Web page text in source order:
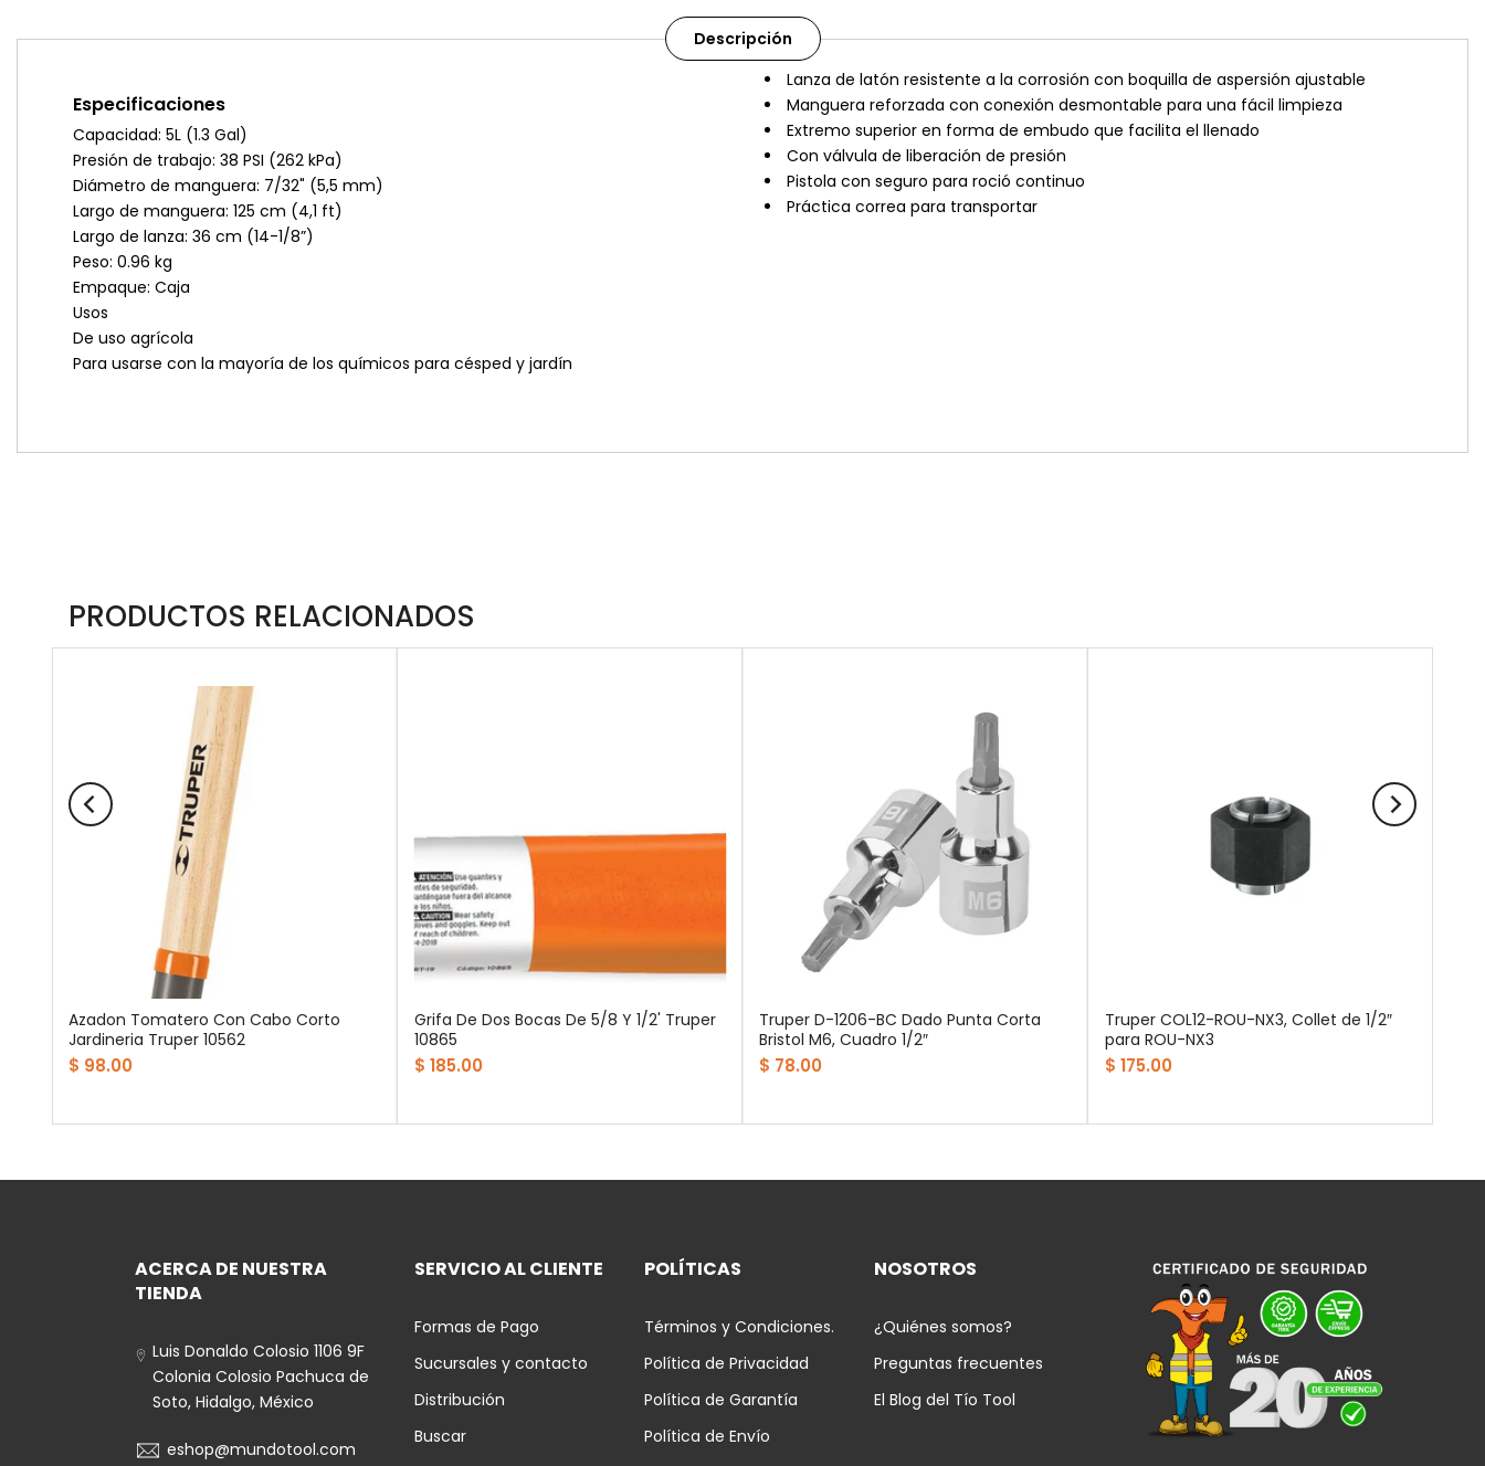
Descripción
Especificaciones
Capacidad: 5L (1.3 Gal)
Presión de trabajo: 38 PSI (262 kPa)
Diámetro de manguera: 7/32" (5,5 mm)
Largo de manguera: 125 cm (4,1 ft)
Largo de lanza: 36 cm (14-1/8”)
Peso: 0.96 kg
Empaque: Caja
Usos
De uso agrícola
Para usarse con la mayoría de los químicos para césped y jardín
Lanza de latón resistente a la corrosión con boquilla de aspersión ajustable
Manguera reforzada con conexión desmontable para una fácil limpieza
Extremo superior en forma de embudo que facilita el llenado
Con válvula de liberación de presión
Pistola con seguro para roció continuo
Práctica correa para transportar
PRODUCTOS RELACIONADOS
Azadon Tomatero Con Cabo Corto
Jardineria Truper 10562
$ 98.00
Grifa De Dos Bocas De 5/8 Y 1/2' Truper
10865
$ 185.00
Truper D-1206-BC Dado Punta Corta
Bristol M6, Cuadro 1/2″
$ 78.00
Truper COL12-ROU-NX3, Collet de 1/2″
para ROU-NX3
$ 175.00
ACERCA DE NUESTRA
TIENDA
Luis Donaldo Colosio 1106 9F
Colonia Colosio Pachuca de
Soto, Hidalgo, México
eshop@mundotool.com
SERVICIO AL CLIENTE
Formas de Pago
Sucursales y contacto
Distribución
Buscar
POLÍTICAS
Términos y Condiciones.
Política de Privacidad
Política de Garantía
Política de Envío
NOSOTROS
¿Quiénes somos?
Preguntas frecuentes
El Blog del Tío Tool